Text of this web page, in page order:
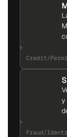
Credit/
y
Fraud/